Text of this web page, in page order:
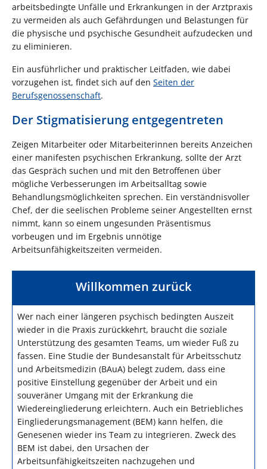
arbeitsbedingte Unfälle und Erkrankungen in der Arztpraxis
zu vermeiden als auch Gefährdungen und Belastungen für
die physische und psychische Gesundheit aufzudecken und
zu eliminieren.
Ein ausführlicher und praktischer Leitfaden, wie dabei
vorzugehen ist, findet sich auf den Seiten der
Berufsgenossenschaft.
Der Stigmatisierung entgegentreten
Zeigen Mitarbeiter oder Mitarbeiterinnen bereits Anzeichen
einer manifesten psychischen Erkrankung, sollte der Arzt
das Gespräch suchen und mit den Betroffenen über
mögliche Verbesserungen im Arbeitsalltag sowie
Behandlungsmöglichkeiten sprechen. Ein verständnisvoller
Chef, der die seelischen Probleme seiner Angestellten ernst
nimmt, kann so einem ungesunden Präsentismus
vorbeugen und im Ergebnis unnötige
Arbeitsunfähigkeitszeiten vermeiden.
Willkommen zurück
Wer nach einer längeren psychisch bedingten Auszeit
wieder in die Praxis zurückkehrt, braucht die soziale
Unterstützung des gesamten Teams, um wieder Fuß zu
fassen. Eine Studie der Bundesanstalt für Arbeitsschutz
und Arbeitsmedizin (BAuA) belegt zudem, dass eine
positive Einstellung gegenüber der Arbeit und ein
souveräner Umgang mit der Erkrankung die
Wiedereingliederung erleichtern. Auch ein Betriebliches
Eingliederungsmanagement (BEM) kann helfen, die
Genesenen wieder ins Team zu integrieren. Zweck des
BEM ist dabei, den Ursachen der
Arbeitsunfähigkeitszeiten nachzugehen und